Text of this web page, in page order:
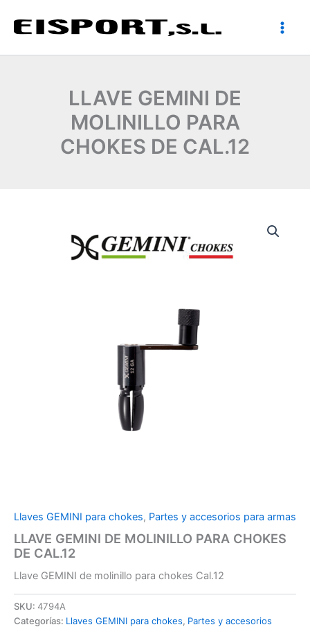
LLAVE GEMINI DE
MOLINILLO PARA
CHOKES DE CAL.12
Llaves GEMINI para chokes, Partes y accesorios para armas
LLAVE GEMINI DE MOLINILLO PARA CHOKES
DE CAL.12
Llave GEMINI de molinillo para chokes Cal.12
SKU: 4794A
Categorías: Llaves GEMINI para chokes, Partes y accesorios